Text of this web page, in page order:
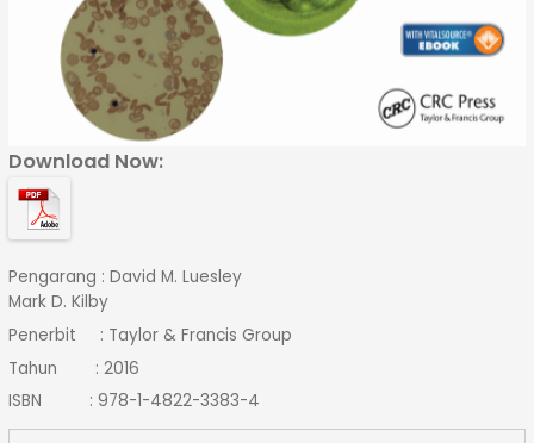
Download Now:
Pengarang : David M. Luesley
Mark D. Kilby
Penerbit : Taylor & Francis Group
Tahun : 2016
ISBN : 978-1-4822-3383-4